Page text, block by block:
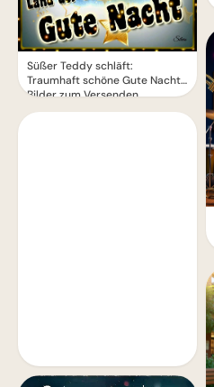
Süßer Teddy schläft:
Traumhaft schöne Gute Nacht
Bilder zum Versenden